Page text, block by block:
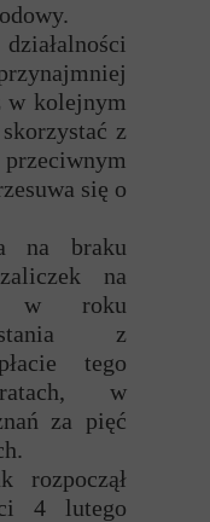
w kolejnym
z
się o
na braku
na
w roku
z
tego
ratach, w
za pięć
rozpoczął
4 lutego